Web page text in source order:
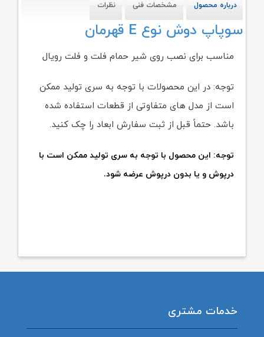
درباره محصول مشخصات فنی نظرات
سوپاپ دوش نوع E قهرمان
مناسب برای نصب روی شیر حمام فلت و فلت رویال
توجه: در این محصولات با توجه به سری تولید ممکن
است از مدل های متفاوتی از قطعات استفاده شده
باشد. حتماً قبل از ثبت سفارش ابعاد را چک کنید.
توجه: این محصول با توجه به سری تولید ممکن است با
درپوش و یا بدون درپوش عرضه شود.
خدمات مشتری